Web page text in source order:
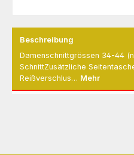
Beschreibung
Damenschnittgrössen 34-44
SchnittZusätzliche
Reißverschlus… Mehr